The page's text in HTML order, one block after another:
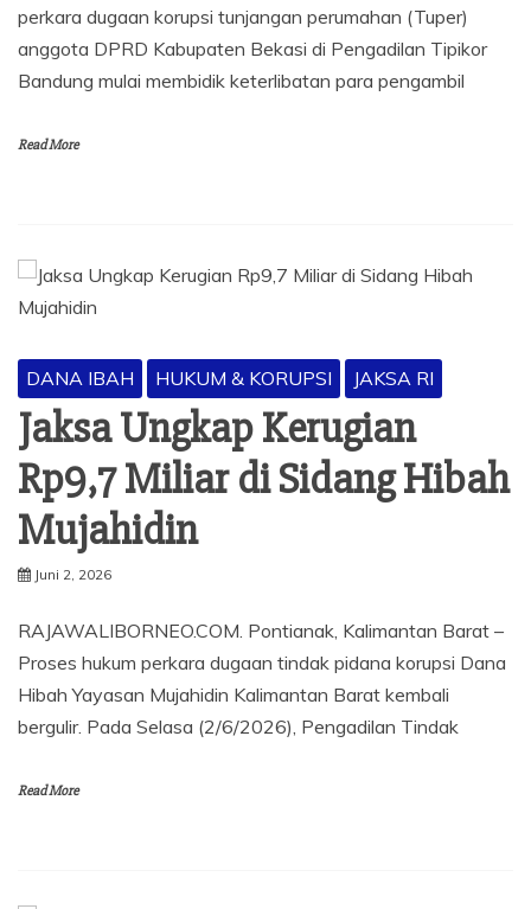
perkara dugaan korupsi tunjangan perumahan (Tuper)
anggota DPRD Kabupaten Bekasi di Pengadilan Tipikor
Bandung mulai membidik keterlibatan para pengambil
Read More
DANA IBAH HUKUM & KORUPSI JAKSA RI
Jaksa Ungkap Kerugian
Rp9,7 Miliar di Sidang Hibah
Mujahidin
Juni 2, 2026
RAJAWALIBORNEO.COM. Pontianak, Kalimantan Barat –
Proses hukum perkara dugaan tindak pidana korupsi Dana
Hibah Yayasan Mujahidin Kalimantan Barat kembali
bergulir. Pada Selasa (2/6/2026), Pengadilan Tindak
Read More